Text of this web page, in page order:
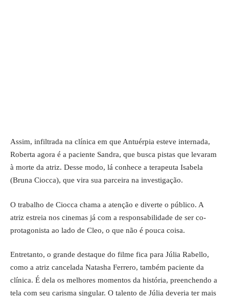
Assim, infiltrada na clínica em que Antuérpia esteve internada,
Roberta agora é a paciente Sandra, que busca pistas que levaram
à morte da atriz. Desse modo, lá conhece a terapeuta Isabela
(Bruna Ciocca), que vira sua parceira na investigação.
O trabalho de Ciocca chama a atenção e diverte o público. A
atriz estreia nos cinemas já com a responsabilidade de ser co-
protagonista ao lado de Cleo, o que não é pouca coisa.
Entretanto, o grande destaque do filme fica para Júlia Rabello,
como a atriz cancelada Natasha Ferrero, também paciente da
clínica. É dela os melhores momentos da história, preenchendo a
tela com seu carisma singular. O talento de Júlia deveria ter mais